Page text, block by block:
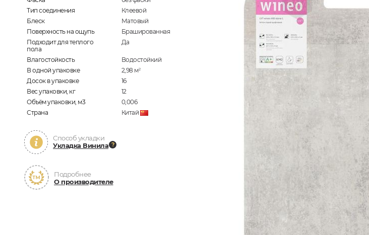
Тип соединения
Клеевой
Блеск
Матовый
Поверхность на ощупь
Брашированная
Подходит для теплого
пола
Да
Влагостойкость
Водостойкий
В одной упаковке
2,98 м2
Досок в упаковке
16
Вес упаковки, кг
12
Объём упаковки, м3
0,006
Страна
Китай
Способ укладки
Укладка Винила
Подробнее
О производителе